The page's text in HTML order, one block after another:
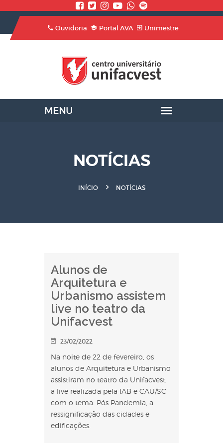
Ouvidoria Portal AVA Unimestre
NOTÍCIAS
INÍCIO NOTÍCIAS
Alunos de
Arquitetura e
Urbanismo assistem
live no teatro da
Unifacvest
23/02/2022
Na noite de 22 de fevereiro, os
alunos de Arquitetura e Urbanismo
assistiram no teatro da Unifacvest,
a live realizada pela IAB e CAU/SC
com o tema: Pós Pandemia, a
ressignificação das cidades e
edificações.